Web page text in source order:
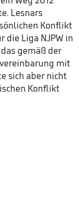
Lesnars
Konflikt
die Liga NJPW in
gemäß der
mit
sich aber nicht
Konflikt